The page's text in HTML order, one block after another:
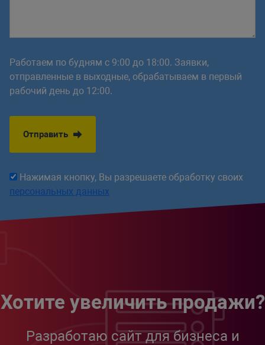
Работаем по будням с 9:00 до 18:00. Заявки,
отправленные в выходные, обрабатываем в первый
рабочий день до 12:00.
Отправить
Нажимая кнопку, Вы разрешаете обработку своих
персональных данных
Хотите увеличить продажи?
Разработаю сайт для бизнеса и